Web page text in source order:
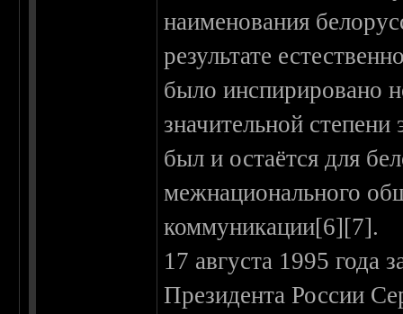
наименования
результате
было инспирировано
значительной
был и остаётся для
межнационального
коммуникации[6][7].
17 августа 1995 года
Президента России